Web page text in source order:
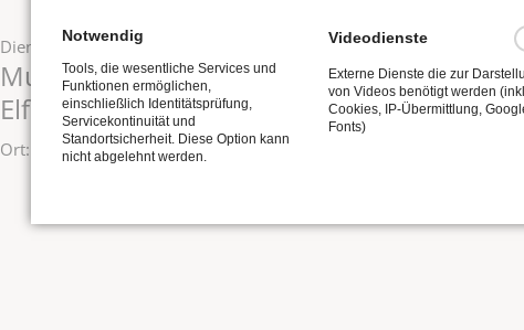
Dienstag,29.09.2026
Musik für Kinder: Orgelmärchen „Die
Elfriede“
Ort: Stadtkirche St. Wenzel zu Naumburg
Notwendig
Tools, die wesentliche Services und
Funktionen ermöglichen,
einschließlich Identitätsprüfung,
Servicekontinuität und
Standortsicherheit. Diese Option kann
nicht abgelehnt werden.
Videodienste
Externe Dienste die zur
von Videos benötigt werden (inkl.
Cookies, IP-Übermittlung,
Fonts)